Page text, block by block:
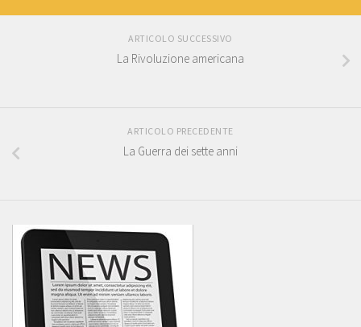
ARTICOLO SUCCESSIVO
La Rivoluzione americana
ARTICOLO PRECEDENTE
La Guerra dei sette anni